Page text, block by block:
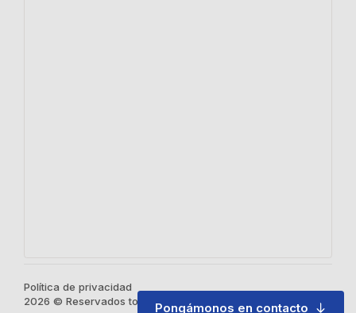
Pongámonos en contacto
Política de privacidad
2026 © Reservados todos los derechos